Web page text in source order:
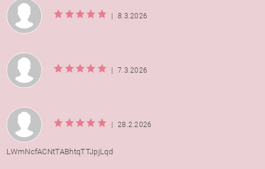
| 8.3.2026
| 7.3.2026
| 28.2.2026
LWmNcfACNtTABhtqTTJpjLqd